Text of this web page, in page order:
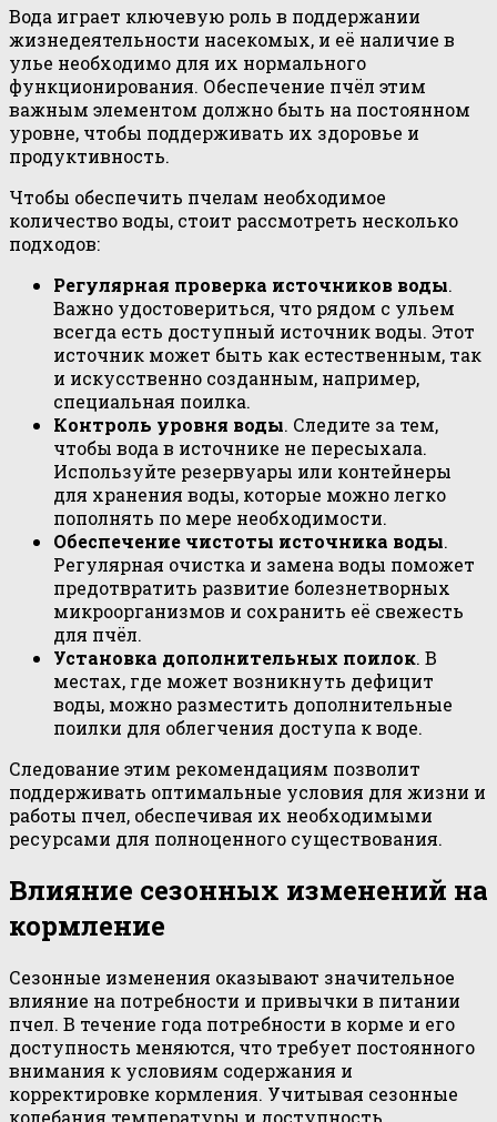
Вода играет ключевую роль в поддержании
жизнедеятельности насекомых, и её наличие в
улье необходимо для их нормального
функционирования. Обеспечение пчёл этим
важным элементом должно быть на постоянном
уровне, чтобы поддерживать их здоровье и
продуктивность.
Чтобы обеспечить пчелам необходимое
количество воды, стоит рассмотреть несколько
подходов:
Регулярная проверка источников воды.
Важно удостовериться, что рядом с ульем
всегда есть доступный источник воды. Этот
источник может быть как естественным, так
и искусственно созданным, например,
специальная поилка.
Контроль уровня воды. Следите за тем,
чтобы вода в источнике не пересыхала.
Используйте резервуары или контейнеры
для хранения воды, которые можно легко
пополнять по мере необходимости.
Обеспечение чистоты источника воды.
Регулярная очистка и замена воды поможет
предотвратить развитие болезнетворных
микроорганизмов и сохранить её свежесть
для пчёл.
Установка дополнительных поилок. В
местах, где может возникнуть дефицит
воды, можно разместить дополнительные
поилки для облегчения доступа к воде.
Следование этим рекомендациям позволит
поддерживать оптимальные условия для жизни и
работы пчел, обеспечивая их необходимыми
ресурсами для полноценного существования.
Влияние сезонных изменений на
кормление
Сезонные изменения оказывают значительное
влияние на потребности и привычки в питании
пчел. В течение года потребности в корме и его
доступность меняются, что требует постоянного
внимания к условиям содержания и
корректировке кормления. Учитывая сезонные
колебания температуры и доступность